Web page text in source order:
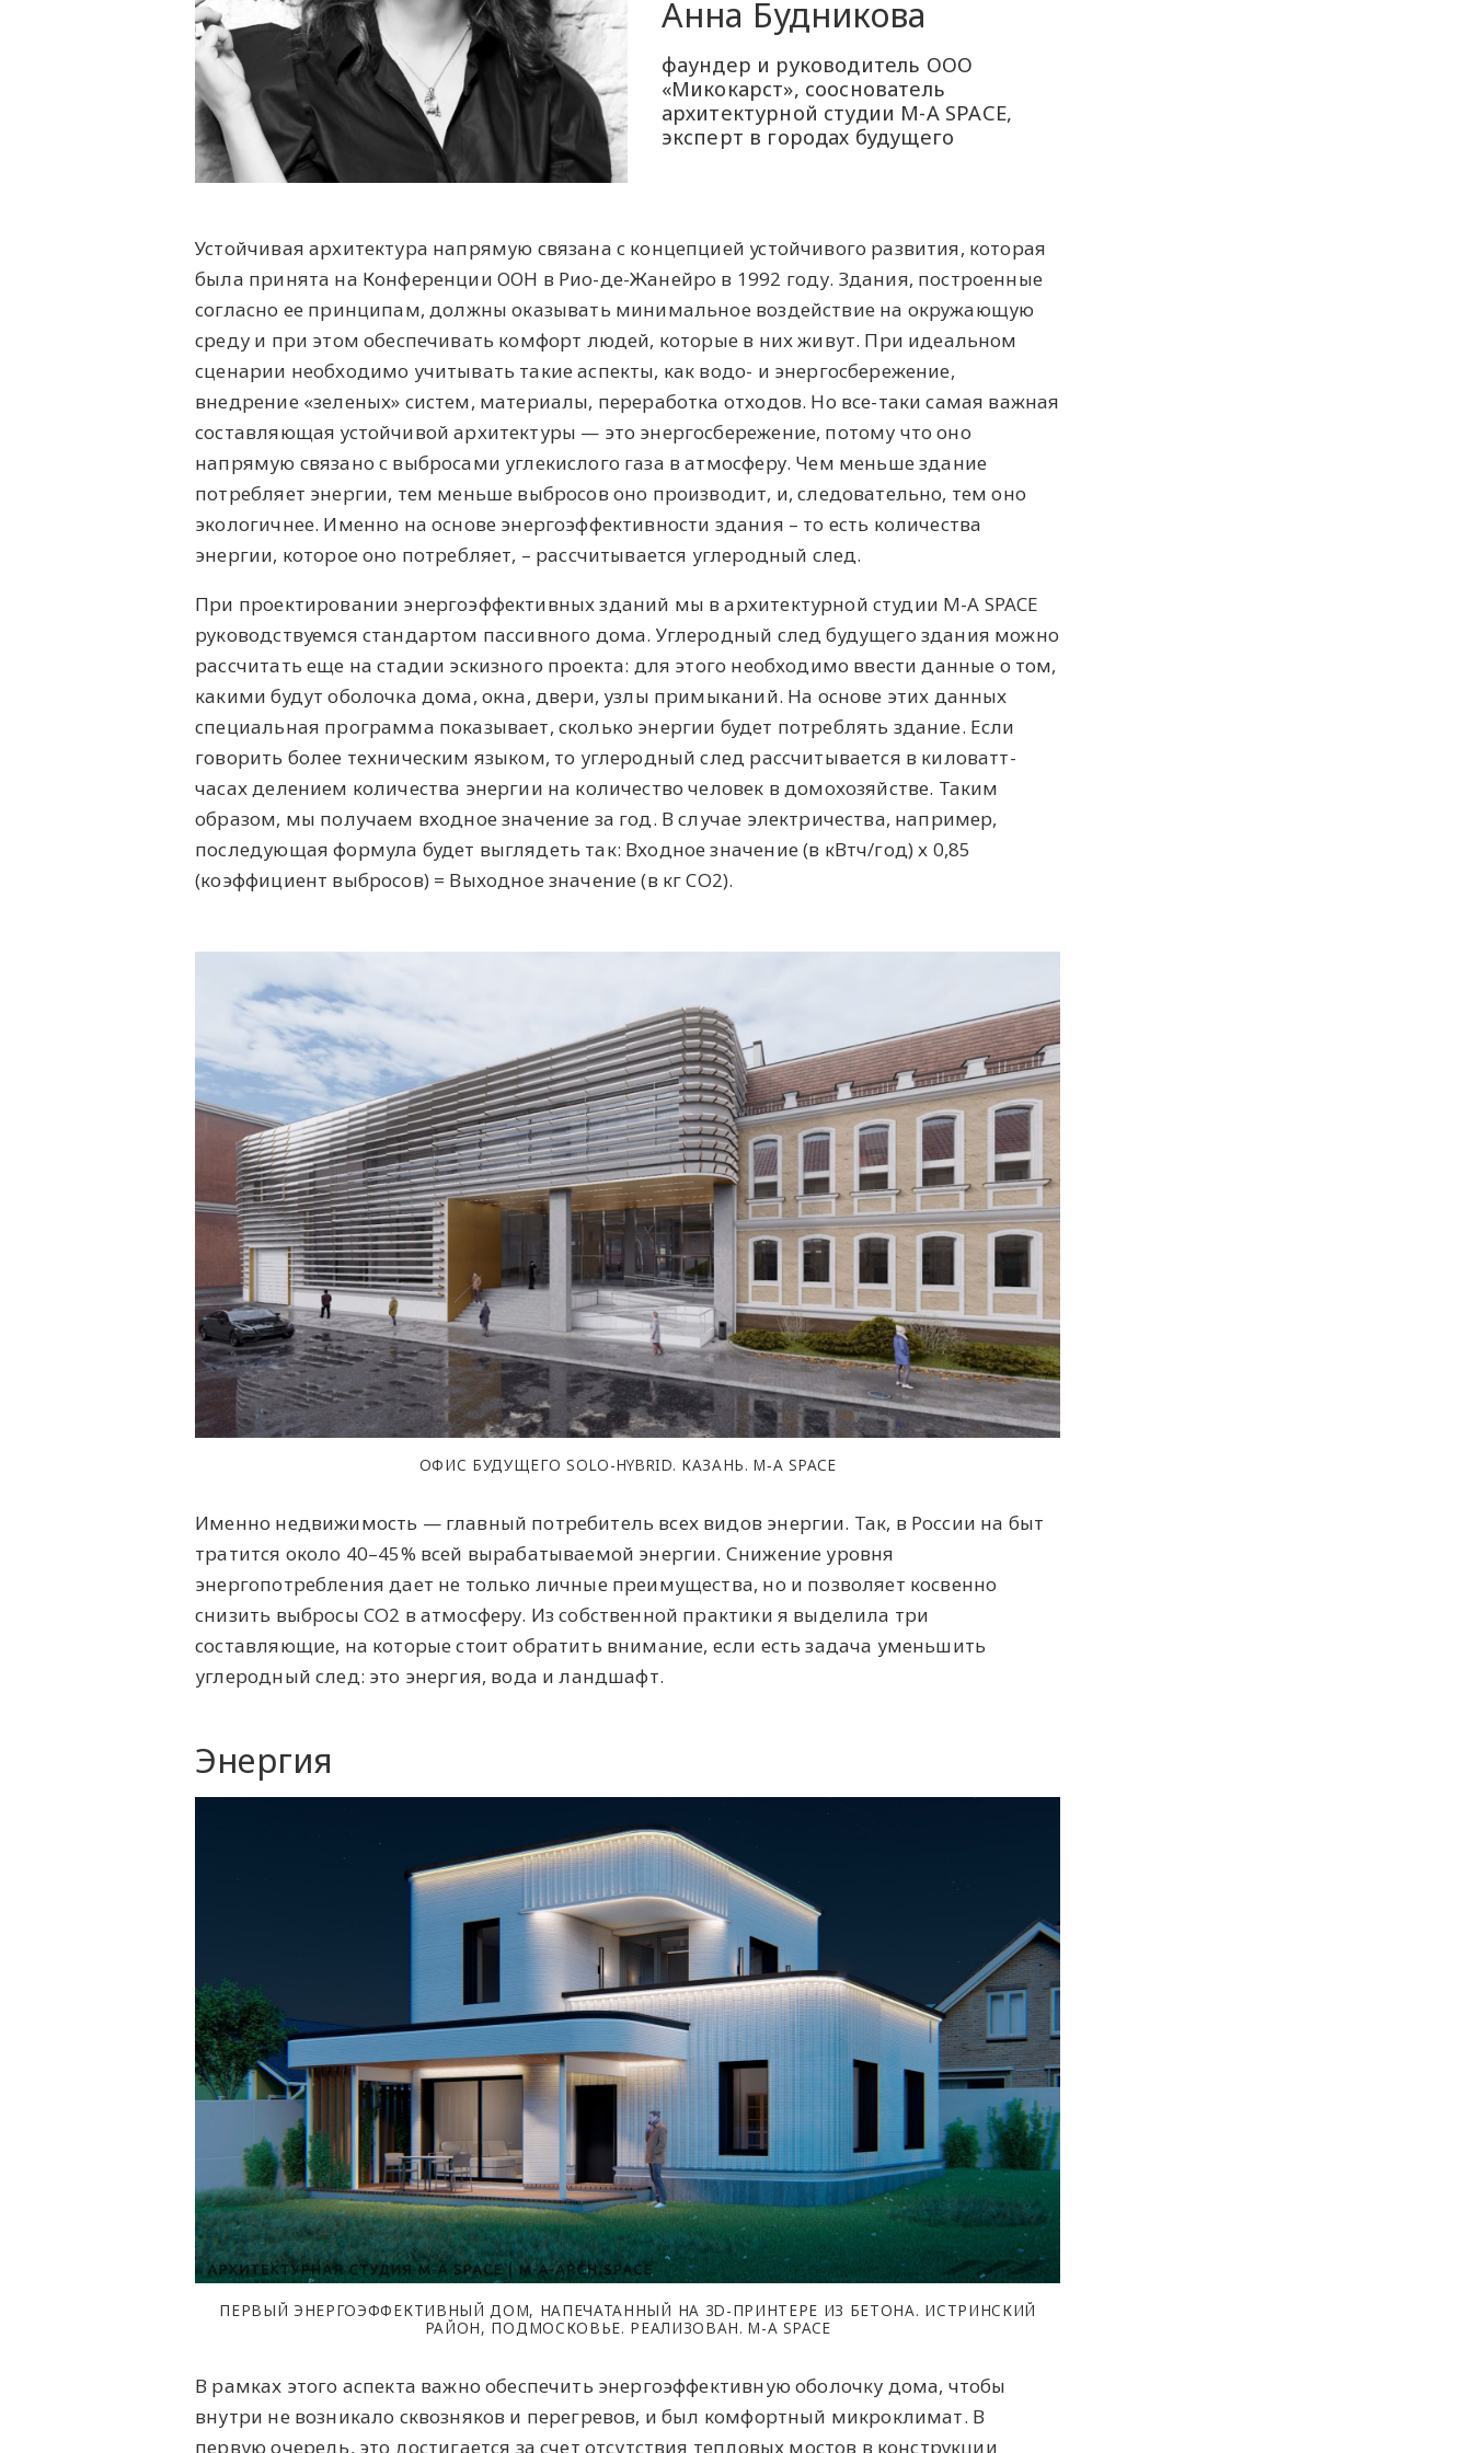
Анна Будникова
фаундер и руководитель ООО
«Микокарст», сооснователь
архитектурной студии M-A SPACE,
эксперт в городах будущего
Устойчивая архитектура напрямую связана с концепцией устойчивого развития, которая
была принята на Конференции ООН в Рио-де-Жанейро в 1992 году. Здания, построенные
согласно ее принципам, должны оказывать минимальное воздействие на окружающую
среду и при этом обеспечивать комфорт людей, которые в них живут. При идеальном
сценарии необходимо учитывать такие аспекты, как водо- и энергосбережение,
внедрение «зеленых» систем, материалы, переработка отходов. Но все-таки самая важная
составляющая устойчивой архитектуры — это энергосбережение, потому что оно
напрямую связано с выбросами углекислого газа в атмосферу. Чем меньше здание
потребляет энергии, тем меньше выбросов оно производит, и, следовательно, тем оно
экологичнее. Именно на основе энергоэффективности здания – то есть количества
энергии, которое оно потребляет, – рассчитывается углеродный след.
При проектировании энергоэффективных зданий мы в архитектурной студии M-A SPACE
руководствуемся стандартом пассивного дома. Углеродный след будущего здания можно
рассчитать еще на стадии эскизного проекта: для этого необходимо ввести данные о том,
какими будут оболочка дома, окна, двери, узлы примыканий. На основе этих данных
специальная программа показывает, сколько энергии будет потреблять здание. Если
говорить более техническим языком, то углеродный след рассчитывается в киловатт-
часах делением количества энергии на количество человек в домохозяйстве. Таким
образом, мы получаем входное значение за год. В случае электричества, например,
последующая формула будет выглядеть так: Входное значение (в кВтч/год) х 0,85
(коэффициент выбросов) = Выходное значение (в кг CO2).
ОФИС БУДУЩЕГО SOLO-HYBRID. КАЗАНЬ. M‑A SPACE
Именно недвижимость — главный потребитель всех видов энергии. Так, в России на быт
тратится около 40–45% всей вырабатываемой энергии. Снижение уровня
энергопотребления дает не только личные преимущества, но и позволяет косвенно
снизить выбросы CO2 в атмосферу. Из собственной практики я выделила три
составляющие, на которые стоит обратить внимание, если есть задача уменьшить
углеродный след: это энергия, вода и ландшафт.
Энергия
ПЕРВЫЙ ЭНЕРГОЭФФЕКТИВНЫЙ ДОМ, НАПЕЧАТАННЫЙ НА 3D-ПРИНТЕРЕ ИЗ БЕТОНА. ИСТРИНСКИЙ
РАЙОН, ПОДМОСКОВЬЕ. РЕАЛИЗОВАН. M-A SPACE
В рамках этого аспекта важно обеспечить энергоэффективную оболочку дома, чтобы
внутри не возникало сквозняков и перегревов, и был комфортный микроклимат. В
первую очередь, это достигается за счет отсутствия тепловых мостов в конструкции